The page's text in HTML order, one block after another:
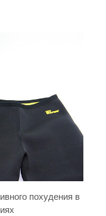
похудения в